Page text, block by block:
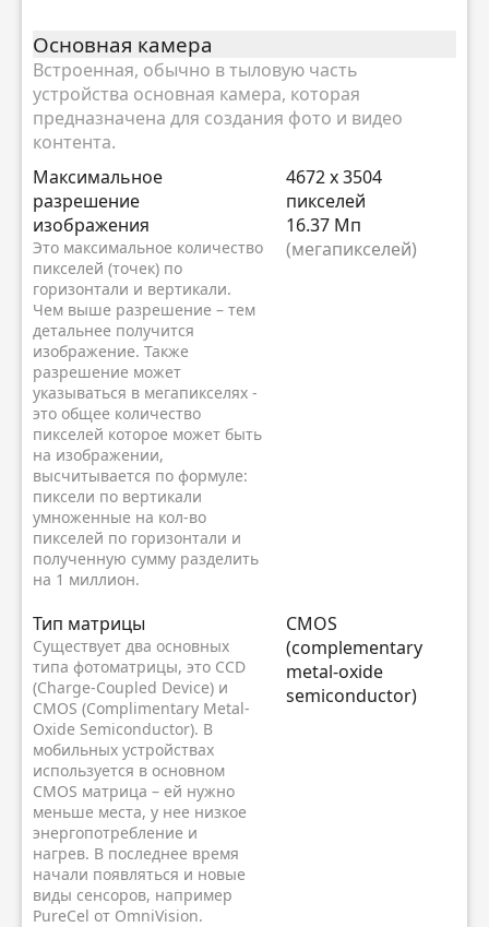
Основная камера
Встроенная, обычно в тыловую часть
устройства основная камера, которая
предназначена для создания фото и видео
контента.
Максимальное
разрешение
изображения
Это максимальное количество
пикселей (точек) по
горизонтали и вертикали.
Чем выше разрешение – тем
детальнее получится
изображение. Также
разрешение может
указываться в мегапикселях -
это общее количество
пикселей которое может быть
на изображении,
высчитывается по формуле:
пиксели по вертикали
умноженные на кол-во
пикселей по горизонтали и
полученную сумму разделить
на 1 миллион.
4672 x 3504
пикселей
16.37 Мп
(мегапикселей)
Тип матрицы
Существует два основных
типа фотоматрицы, это CCD
(Charge-Coupled Device) и
CMOS (Complimentary Metal-
Oxide Semiconductor). В
мобильных устройствах
используется в основном
CMOS матрица – ей нужно
меньше места, у нее низкое
энергопотребление и
нагрев. В последнее время
начали появляться и новые
виды сенсоров, например
PureCel от OmniVision.
CMOS
(complementary
metal-oxide
semiconductor)